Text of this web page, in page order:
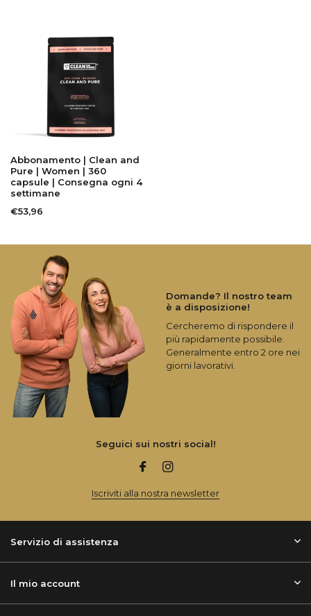
Abbonamento | Clean and
Pure | Women | 360
capsule | Consegna ogni 4
settimane
€53,96
Domande? Il nostro team
è a disposizione!
Cercheremo di rispondere il
più rapidamente possibile.
Generalmente entro 2 ore nei
giorni lavorativi.
Seguici sui nostri social!
Iscriviti alla nostra newsletter
Servizio di assistenza
Il mio account